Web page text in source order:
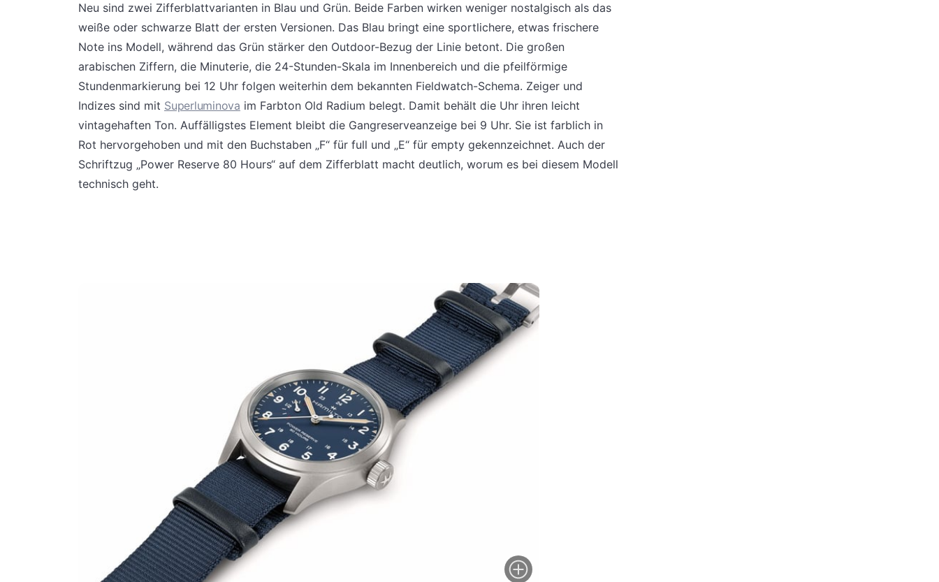
Neu sind zwei Zifferblattvarianten in Blau und Grün. Beide Farben wirken weniger nostalgisch als das
weiße oder schwarze Blatt der ersten Versionen. Das Blau bringt eine sportlichere, etwas frischere
Note ins Modell, während das Grün stärker den Outdoor-Bezug der Linie betont. Die großen
arabischen Ziffern, die Minuterie, die 24-Stunden-Skala im Innenbereich und die pfeilförmige
Stundenmarkierung bei 12 Uhr folgen weiterhin dem bekannten Fieldwatch-Schema. Zeiger und
Indizes sind mit Superluminova im Farbton Old Radium belegt. Damit behält die Uhr ihren leicht
vintagehaften Ton. Auffälligstes Element bleibt die Gangreserveanzeige bei 9 Uhr. Sie ist farblich in
Rot hervorgehoben und mit den Buchstaben „F“ für full und „E“ für empty gekennzeichnet. Auch der
Schriftzug „Power Reserve 80 Hours“ auf dem Zifferblatt macht deutlich, worum es bei diesem Modell
technisch geht.